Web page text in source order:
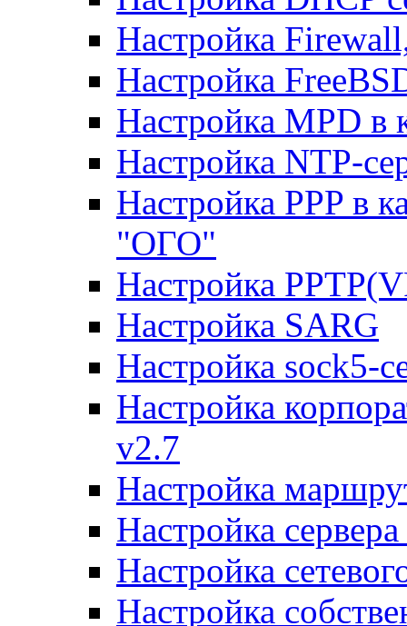
Настройка
Настройка
Настройка MPD в
Настройка NTP-
Настройка PPP в
"ОГО"
Настройка
Настройка SARG
Настройка sock5-
Настройка
v2.7
Настройка
Настройка
Настройка
Настройка